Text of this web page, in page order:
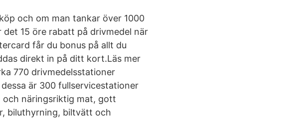
och om man tankar över 1000
det 15 öre rabatt på drivmedel när
får du bonus på allt du
direkt in på ditt kort.Läs mer
770 drivmedelsstationer
är 300 fullservicestationer
och näringsriktig mat, gott
biluthyrning, biltvätt och